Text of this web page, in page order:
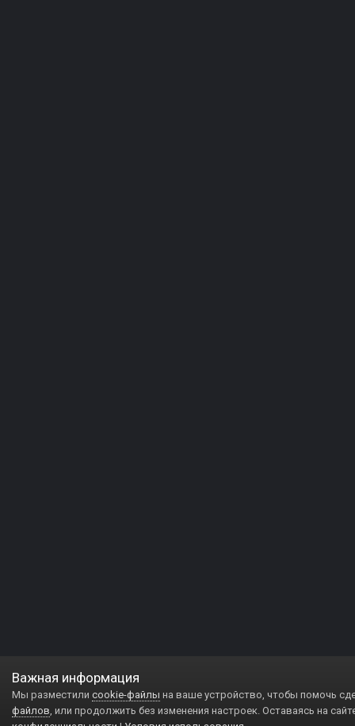
Важная информация
Мы разместили cookie-файлы на ваше устройство, чтобы помочь
файлов, или продолжить без изменения настроек. Оставаясь на